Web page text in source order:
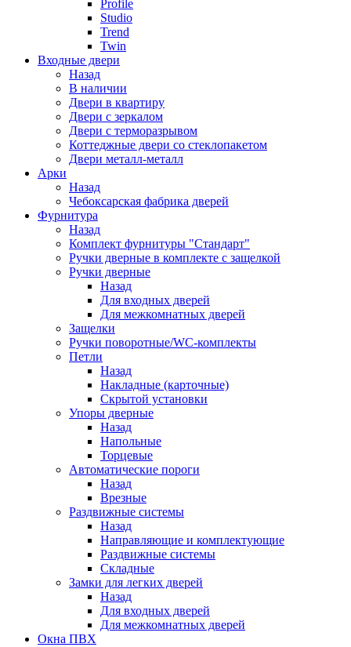
Profile
Studio
Trend
Twin
Входные двери
Назад
В наличии
Двери в квартиру
Двери с зеркалом
Двери с терморазрывом
Коттеджные двери со стеклопакетом
Двери металл-металл
Арки
Назад
Чебоксарская фабрика дверей
Фурнитура
Назад
Комплект фурнитуры "Стандарт"
Ручки дверные в комплекте с защелкой
Ручки дверные
Назад
Для входных дверей
Для межкомнатных дверей
Защелки
Ручки поворотные/WC-комплекты
Петли
Назад
Накладные (карточные)
Скрытой установки
Упоры дверные
Назад
Напольные
Торцевые
Автоматические пороги
Назад
Врезные
Раздвижные системы
Назад
Направляющие и комплектующие
Раздвижные системы
Складные
Замки для легких дверей
Назад
Для входных дверей
Для межкомнатных дверей
Окна ПВХ